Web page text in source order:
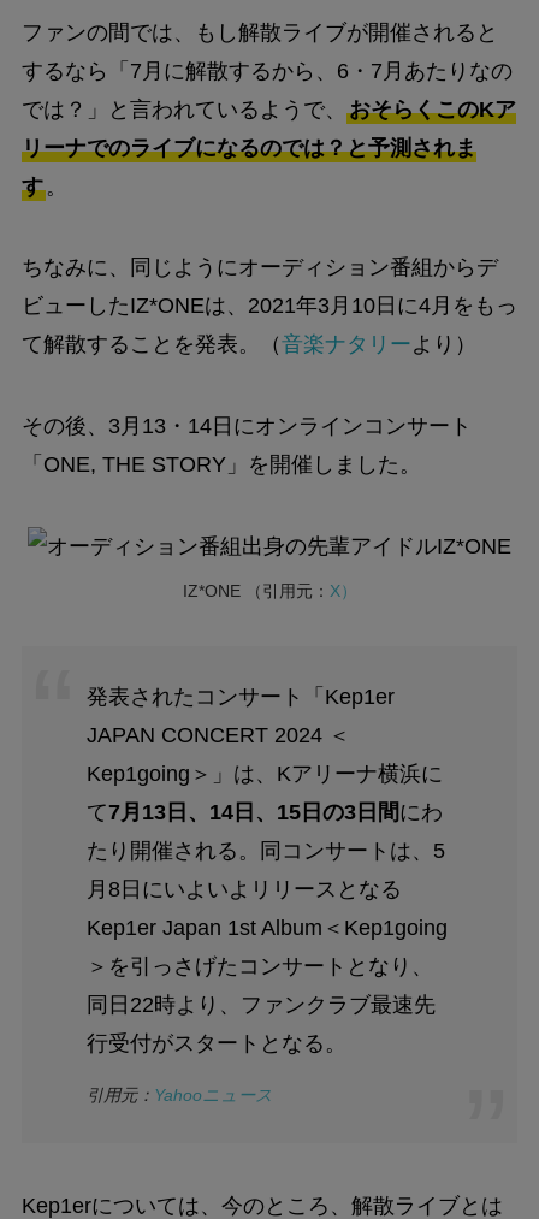
ファンの間では、もし解散ライブが開催されると
するなら「7月に解散するから、6・7月あたりなの
では？」と言われているようで、 おそらくこのKア
リーナでのライブになるのでは？と予測されま
す。
ちなみに、同じようにオーディション番組からデ
ビューしたIZ*ONEは、2021年3月10日に4月をもっ
て解散することを発表。（音楽ナタリーより）
その後、3月13・14日にオンラインコンサート
「ONE, THE STORY」を開催しました。
IZ*ONE （引用元： X）
発表されたコンサート「Kep1er
JAPAN CONCERT 2024 ＜
Kep1going＞」は、Kアリーナ横浜に
て7月13日、14日、15日の3日間にわ
たり開催される。同コンサートは、5
月8日にいよいよリリースとなる
Kep1er Japan 1st Album＜Kep1going
＞を引っさげたコンサートとなり、
同日22時より、ファンクラブ最速先
行受付がスタートとなる。
引用元： Yahooニュース
Kep1erについては、今のところ、解散ライブとは